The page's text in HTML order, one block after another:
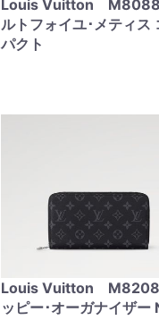
Louis Vuitton
ルトフォイユ･メティス
パクト
Louis Vuitton
ッピー･オーガナイザー